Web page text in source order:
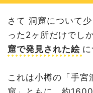
さて 洞窟について
った2ヶ所だけでし
窟で発見された絵
これは小樽の「手宮